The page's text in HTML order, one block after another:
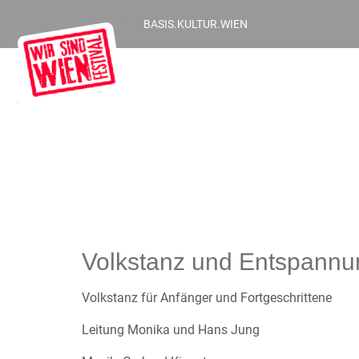
BASIS.KULTUR.WIEN
Volkstanz und
Volkstanz für Anfänger und Fortgeschrittene
Leitung Monika und Hans Jung